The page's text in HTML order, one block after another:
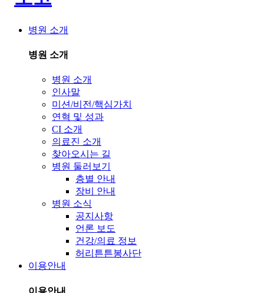
병원 소개
병원 소개
병원 소개
인사말
미션/비전/핵심가치
연혁 및 성과
CI 소개
의료진 소개
찾아오시는 길
병원 둘러보기
층별 안내
장비 안내
병원 소식
공지사항
언론 보도
건강/의료 정보
허리튼튼봉사단
이용안내
이용안내